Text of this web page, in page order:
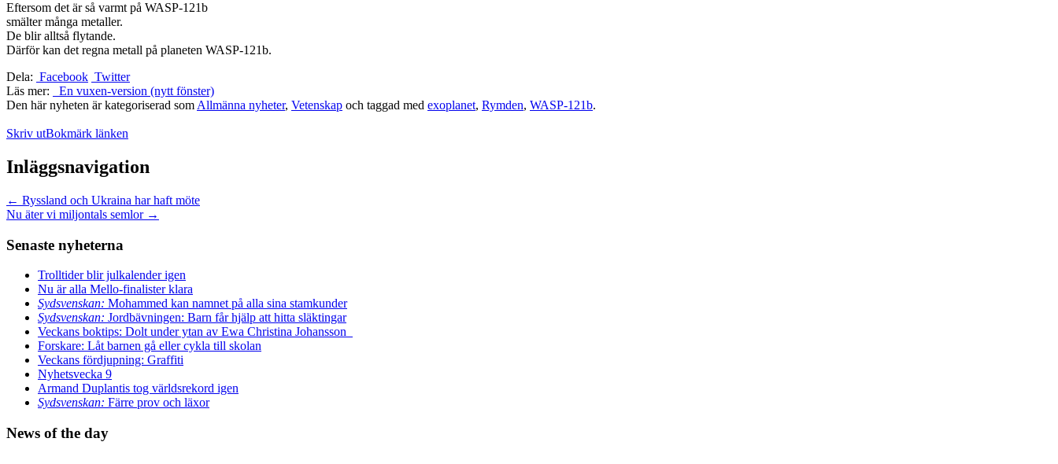
Eftersom det är så varmt på WASP-121b
smälter många metaller.
De blir alltså flytande.
Därför kan det regna metall på planeten WASP-121b.
Dela: Facebook Twitter
Läs mer:
En vuxen-version (nytt fönster)
Den här nyheten är kategoriserad som Allmänna nyheter, Vetenskap och taggad med exoplanet, Rymden, WASP-121b.
Skriv utBokmärk länken
Inläggsnavigation
← Ryssland och Ukraina har haft möte
Nu äter vi miljontals semlor →
Senaste nyheterna
Trolltider blir julkalender igen
Nu är alla Mello-finalister klara
Sydsvenskan: Mohammed kan namnet på alla sina stamkunder
Sydsvenskan: Jordbävningen: Barn får hjälp att hitta släktingar
Veckans boktips: Dolt under ytan av Ewa Christina Johansson
Forskare: Låt barnen gå eller cykla till skolan
Veckans fördjupning: Graffiti
Nyhetsvecka 9
Armand Duplantis tog världsrekord igen
Sydsvenskan: Färre prov och läxor
News of the day